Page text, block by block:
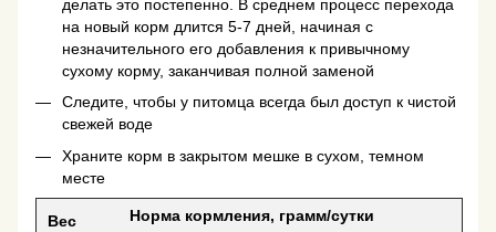
делать это постепенно. В среднем процесс перехода
на новый корм длится 5-7 дней, начиная с
незначительного его добавления к привычному
сухому корму, заканчивая полной заменой
Следите, чтобы у питомца всегда был доступ к чистой
свежей воде
Храните корм в закрытом мешке в сухом, темном
месте
Вес
Норма кормления, грамм/сутки